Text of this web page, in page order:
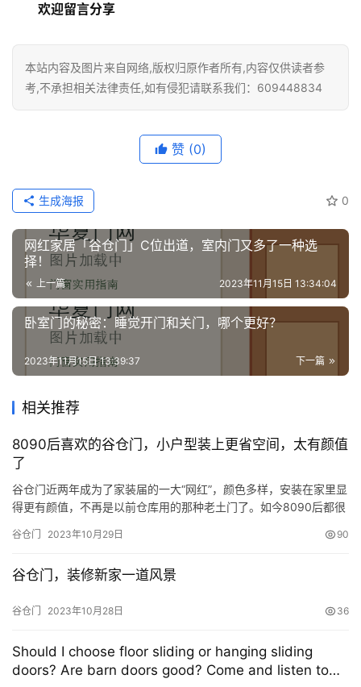
欢迎留言分享
本站内容及图片来自网络,版权归原作者所有,内容仅供读者参
考,不承担相关法律责任,如有侵犯请联系我们：609448834
赞 (0)
0
生成海报
网红家居「谷仓门」C位出道，室内门又多了一种选
择！
上一篇 2023年11月15日 13:34:04
卧室门的秘密：睡觉开门和关门，哪个更好？
下一篇
2023年11月15日 13:39:37
相关推荐
8090后喜欢的谷仓门，小户型装上更省空间，太有颜值
了
谷仓门近两年成为了家装届的一大“网红”，颜色多样，安装在家里显
得更有颜值，不再是以前仓库用的那种老土门了。如今8090后都很
的，完全不占用一点面积。 案例1▼ 玻璃框不管安装在厨房是最好
愉快，看着饭菜都比较有食欲。 案例2▼ 这款最适合复古工业风…
谷仓门 2023年10月29日 90
谷仓门，装修新家一道风景
谷仓门 2023年10月28日 36
Should I choose floor sliding or hanging sliding
doors? Are barn doors good? Come and listen to